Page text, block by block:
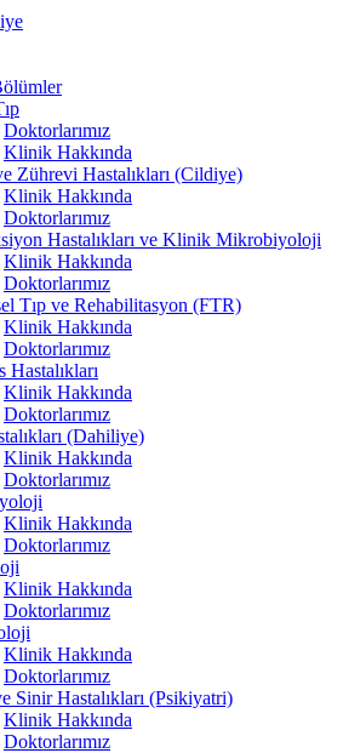
Doktorlarımız
Klinik Hakkında
Zührevi Hastalıkları (Cildiye)
Klinik Hakkında
Doktorlarımız
Hastalıkları ve Klinik Mikrobiyoloji
Klinik Hakkında
Doktorlarımız
Tıp ve Rehabilitasyon (FTR)
Klinik Hakkında
Doktorlarımız
Hastalıkları
Klinik Hakkında
Doktorlarımız
(Dahiliye)
Klinik Hakkında
Doktorlarımız
Klinik Hakkında
Doktorlarımız
Klinik Hakkında
Doktorlarımız
Klinik Hakkında
Doktorlarımız
Sinir Hastalıkları (Psikiyatri)
Klinik Hakkında
Doktorlarımız